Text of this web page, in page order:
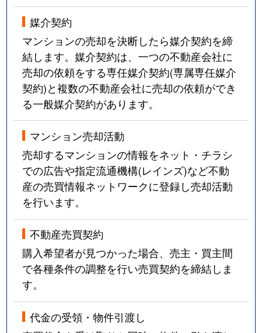
媒介契約
マンションの売却を決断したら媒介契約を締
結します。媒介契約は、一つの不動産会社に
売却の依頼をする専任媒介契約(専属専任媒介
契約)と複数の不動産会社に売却の依頼ができ
る一般媒介契約があります。
マンション売却活動
売却するマンションの情報をネット・チラシ
での広告や指定流通機構(レインズ)など不動
産の売買情報ネットワークに登録し売却活動
を行います。
不動産売買契約
購入希望者が見つかった場合、売主・買主間
で各種条件の調整を行い売買契約を締結しま
す。
代金の受領・物件引渡し